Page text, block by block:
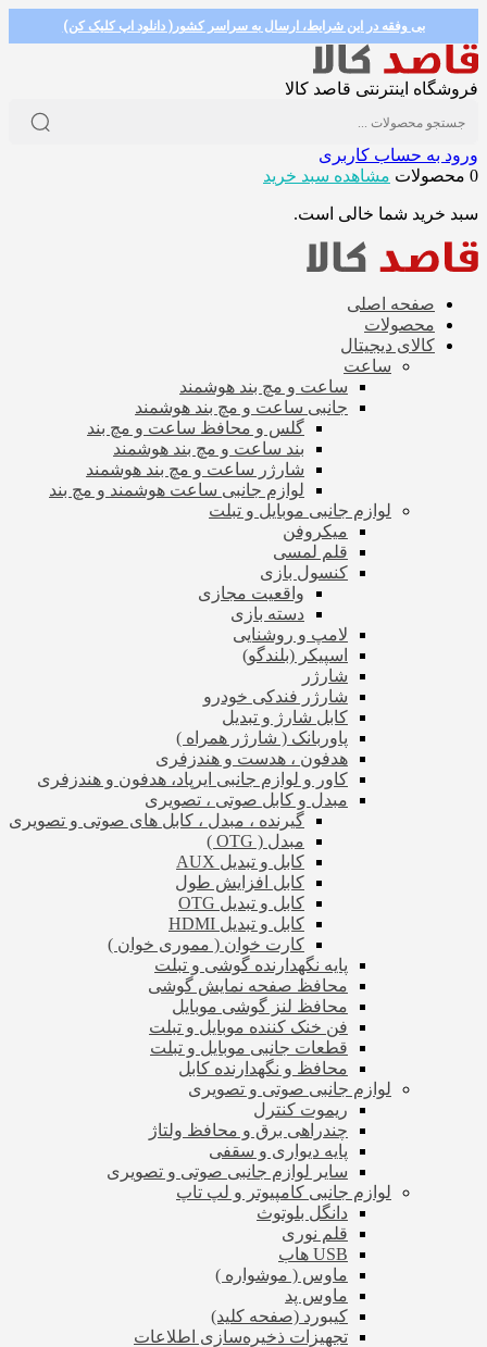
بی وفقه در این شرایط، ارسال به سراسر کشور( دانلود اپ کلیک کن)
فروشگاه اینترنتی قاصد کالا
ورود به حساب کاربری
0 محصولات
مشاهده سبد خرید
سبد خرید شما خالی است.
صفحه اصلی
محصولات
کالای دیجیتال
ساعت
ساعت و مچ بند هوشمند
جانبی ساعت و مچ بند هوشمند
گلس و محافظ ساعت و مچ بند
بند ساعت و مچ بند هوشمند
شارژر ساعت و مچ بند هوشمند
لوازم جانبی ساعت هوشمند و مچ بند
لوازم جانبی موبایل و تبلت
میکروفن
قلم لمسی
کنسول بازی
واقعیت مجازی
دسته بازی
لامپ و روشنایی
اسپیکر (بلندگو)
شارژر
شارژر فندکی خودرو
کابل شارژ و تبدیل
پاوربانک ( شارژر همراه )
هدفون ، هدست و هندزفری
کاور و لوازم جانبی ایرپاد، هدفون و هندزفری
مبدل و کابل صوتی ، تصویری
گیرنده ، مبدل ، کابل های صوتی و تصویری
مبدل ( OTG )
کابل و تبدیل AUX
کابل افزایش طول
کابل و تبدیل OTG
کابل و تبدیل HDMI
کارت خوان ( مموری خوان )
پایه نگهدارنده گوشی و تبلت
محافظ صفحه نمایش گوشی
محافظ لنز گوشی موبایل
فن خنک کننده موبایل و تبلت
قطعات جانبی موبایل و تبلت
محافظ و نگهدارنده کابل
لوازم جانبی صوتی و تصویری
ریموت کنترل
چندراهی برق و محافظ ولتاژ
پایه دیواری و سقفی
سایر لوازم جانبی صوتی و تصویری
لوازم جانبی کامپیوتر و لپ تاپ
دانگل بلوتوث
قلم نوری
USB هاب
ماوس ( موشواره )
ماوس پد
کیبورد (صفحه کلید)
تجهیزات ذخیره‌سازی اطلاعات